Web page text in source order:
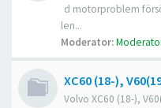
d motorproblem
len...
Moderator:
XC60 (18-),
Volvo XC60 (18-),